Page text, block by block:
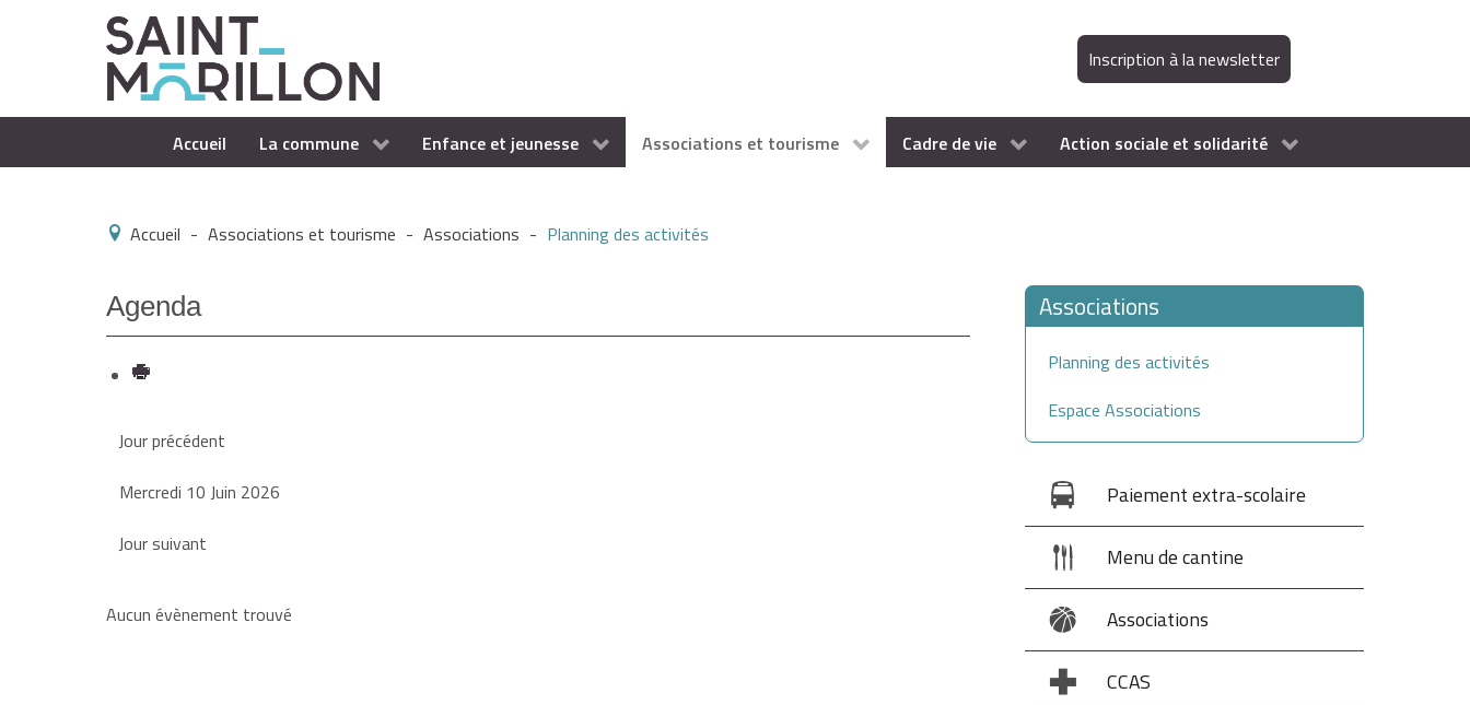
Inscription à la newsletter
Accueil La commune Enfance et jeunesse Associations et tourisme Cadre de vie Action sociale et solidarité
Accueil - Associations et tourisme - Associations - Planning des activités
Agenda
Jour précédent
Mercredi 10 Juin 2026
Jour suivant
Aucun évènement trouvé
Associations
Planning des activités
Espace Associations
Paiement extra-scolaire
Menu de cantine
Associations
CCAS